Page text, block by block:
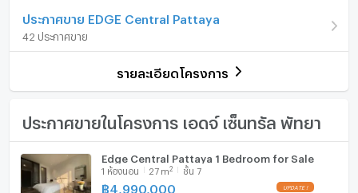
อสังหาริมทรัพย์ชั้นนำของประเทศไทย และสามารถช่วยจัดหา
ที่พักสำหรับเช่า และขายให้กับคุณได้
ติดต่อเราเลยวันนี้ เพื่อจัดหาอสังหาริมทรัพย์ที่เหมาะสมที่สุด
ให้กับคุณในราคาสุดคุ้ม - โดยที่ไม่มีค่าใช้จ่ายใดๆ
จำนวนห้องน้ำ
เครื่องทำน้ำร้อน/น้ำอุ่น
ประตูห้องระบบ digital lock
ตู้เย็น
ประกาศขาย EDGE Central Pattaya
42 ประกาศขาย
รายละเอียดโครงการ
ประกาศขายในโครงการ เอดจ์ เซ็นทรัล พัทยา
Edge Central Pattaya 1 Bedroom for Sale
1 ห้องนอน 27 m2 ชั้น 7
฿ 4,990,000